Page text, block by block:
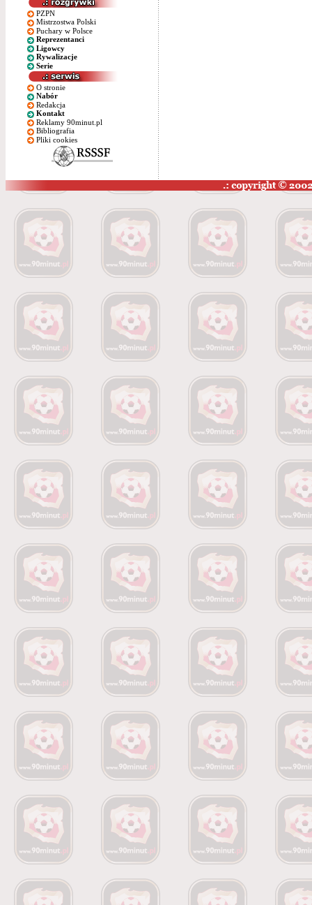
PZPN
Mistrzostwa Polski
Puchary w Polsce
Reprezentanci
Ligowcy
Rywalizacje
Serie
O stronie
Nabór
Redakcja
Kontakt
Reklamy 90minut.pl
Bibliografia
Pliki cookies